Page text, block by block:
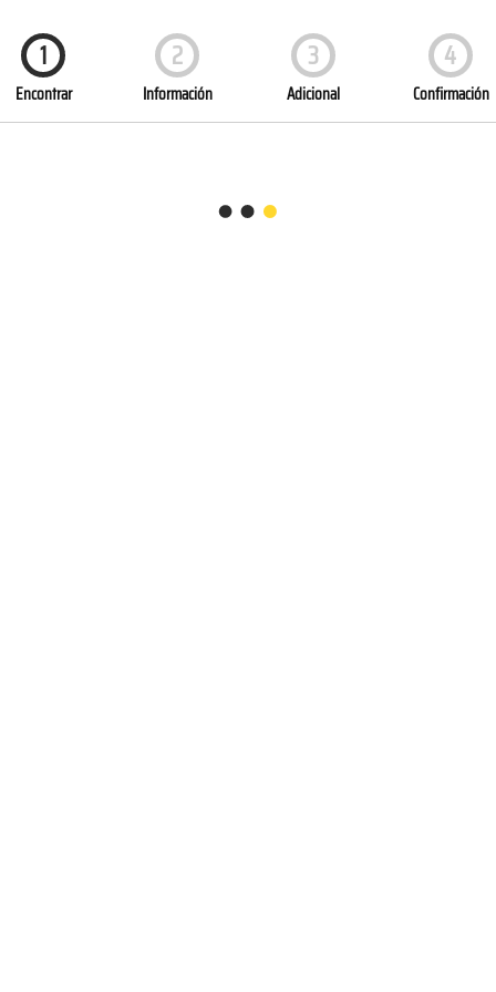
1
Encontrar
2
Información
3
Adicional
4
Confirmación